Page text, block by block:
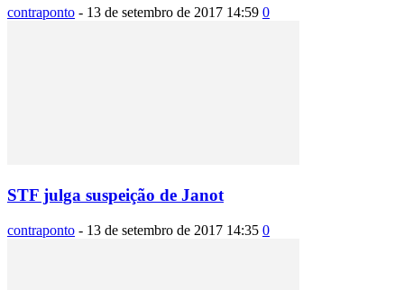
contraponto - 13 de setembro de 2017 14:59 0
STF julga suspeição de Janot
contraponto - 13 de setembro de 2017 14:35 0